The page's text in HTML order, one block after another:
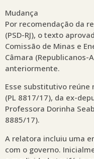
Mudança
Por recomendação da
(PSD-RJ), o texto
Comissão de Minas e
Câmara (Republicanos-
anteriormente.
Esse substitutivo
(PL 8817/17), da ex-
Professora Dorinha
8885/17).
A relatora incluiu uma
com o governo.